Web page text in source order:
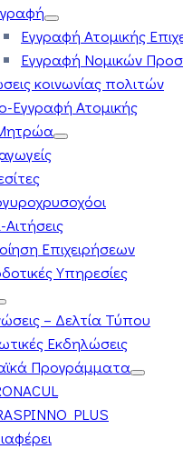
Εγγραφή Ατομικής
Εγγραφή Νομικών
κοινωνίας πολιτών
Εγγραφή Ατομικής
Επιχειρήσεων
Υπηρεσίες
– Δελτία Τύπου
Εκδηλώσεις
Προγράμματα
PLUS